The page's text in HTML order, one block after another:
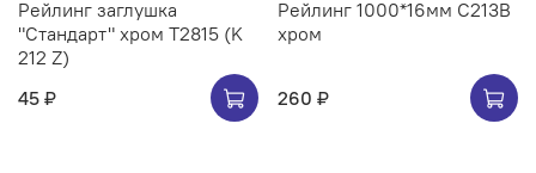
Рейлинг заглушка
"Стандарт" хром Т2815 (K
212 Z)
45 ₽
Рейлинг 1000*16мм C213B
хром
260 ₽